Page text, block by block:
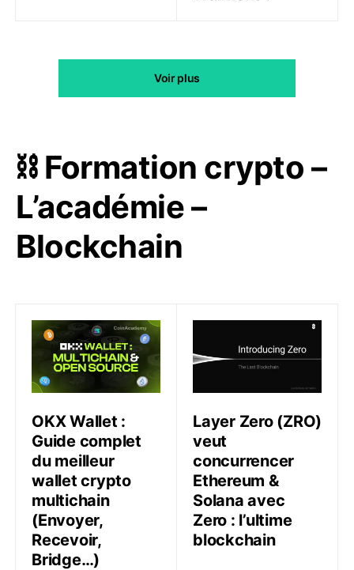
Voir plus
⛓️ Formation crypto –
L’académie –
Blockchain
OKX Wallet : Guide complet du meilleur wallet
OKX Wallet :
Guide complet
du meilleur
wallet crypto
multichain
(Envoyer,
Recevoir,
Bridge…)
Layer Zero (ZRO) veut
Layer Zero (ZRO)
veut
concurrencer
Ethereum &
Solana avec
Zero : l’ultime
blockchain